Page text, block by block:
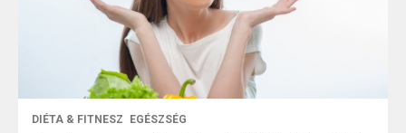
DIÉTA & FITNESZ EGÉSZSÉG